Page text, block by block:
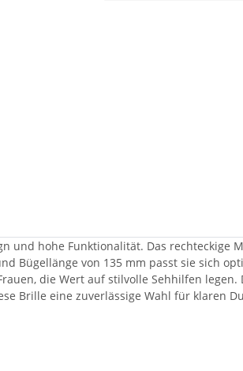
und hohe Funktionalität. Das rechteckige
Bügellänge von 135 mm passt sie sich
die Wert auf stilvolle Sehhilfen
Brille eine zuverlässige Wahl für klaren